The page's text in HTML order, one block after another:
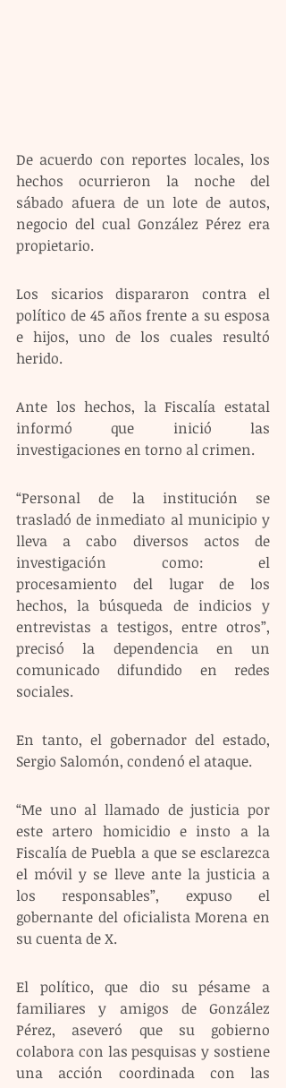
De acuerdo con reportes locales, los
hechos ocurrieron la noche del
sábado afuera de un lote de autos,
negocio del cual González Pérez era
propietario.
Los sicarios dispararon contra el
político de 45 años frente a su esposa
e hijos, uno de los cuales resultó
herido.
Ante los hechos, la Fiscalía estatal
informó que inició las
investigaciones en torno al crimen.
“Personal de la institución se
trasladó de inmediato al municipio y
lleva a cabo diversos actos de
investigación como: el
procesamiento del lugar de los
hechos, la búsqueda de indicios y
entrevistas a testigos, entre otros”,
precisó la dependencia en un
comunicado difundido en redes
sociales.
En tanto, el gobernador del estado,
Sergio Salomón, condenó el ataque.
“Me uno al llamado de justicia por
este artero homicidio e insto a la
Fiscalía de Puebla a que se esclarezca
el móvil y se lleve ante la justicia a
los responsables”, expuso el
gobernante del oficialista Morena en
su cuenta de X.
El político, que dio su pésame a
familiares y amigos de González
Pérez, aseveró que su gobierno
colabora con las pesquisas y sostiene
una acción coordinada con las